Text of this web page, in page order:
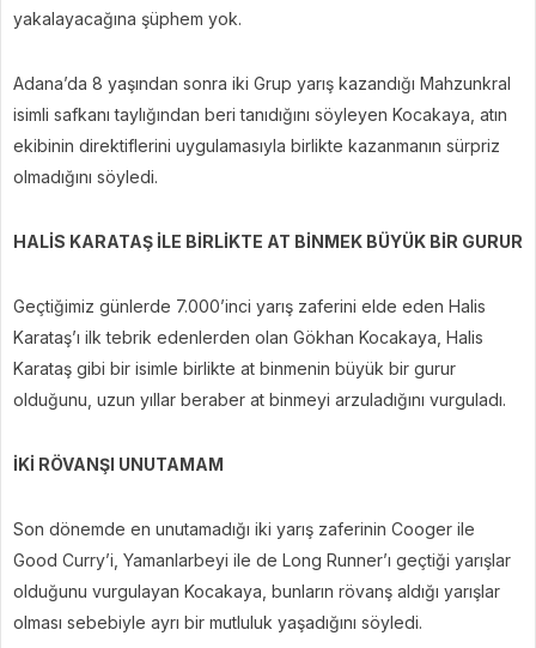
yakalayacağına şüphem yok.
Adana’da 8 yaşından sonra iki Grup yarış kazandığı Mahzunkral
isimli safkanı taylığından beri tanıdığını söyleyen Kocakaya, atın
ekibinin direktiflerini uygulamasıyla birlikte kazanmanın sürpriz
olmadığını söyledi.
HALİS KARATAŞ İLE BİRLİKTE AT BİNMEK BÜYÜK BİR GURUR
Geçtiğimiz günlerde 7.000’inci yarış zaferini elde eden Halis
Karataş’ı ilk tebrik edenlerden olan Gökhan Kocakaya, Halis
Karataş gibi bir isimle birlikte at binmenin büyük bir gurur
olduğunu, uzun yıllar beraber at binmeyi arzuladığını vurguladı.
İKİ RÖVANŞI UNUTAMAM
Son dönemde en unutamadığı iki yarış zaferinin Cooger ile
Good Curry’i, Yamanlarbeyi ile de Long Runner’ı geçtiği yarışlar
olduğunu vurgulayan Kocakaya, bunların rövanş aldığı yarışlar
olması sebebiyle ayrı bir mutluluk yaşadığını söyledi.